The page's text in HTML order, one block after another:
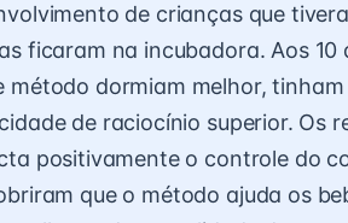
de crianças que
ficaram na incubadora. Aos
método dormiam melhor,
de raciocínio superior. Os
positivamente o controle do
que o método ajuda os